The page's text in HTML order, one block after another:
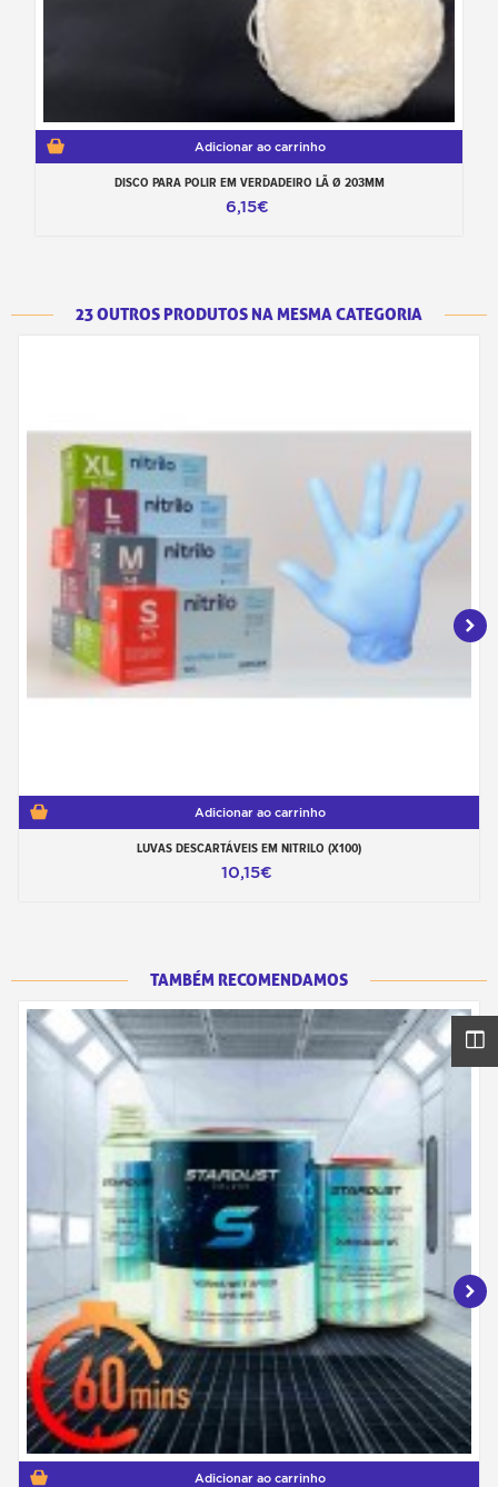
Adicionar ao carrinho
DISCO PARA POLIR EM VERDADEIRO LÃ Ø 203MM
6,15€
23 OUTROS PRODUTOS NA MESMA CATEGORIA
Adicionar ao carrinho
LUVAS DESCARTÁVEIS EM NITRILO (X100)
10,15€
TAMBÉM RECOMENDAMOS
Adicionar ao carrinho